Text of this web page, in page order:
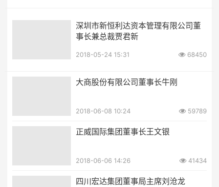
深圳市新恒利达资本管理有限公司董
事长兼总裁贾君新
2018-05-24 15:31 68450
大商股份有限公司董事长牛刚
2018-06-08 10:24 59789
正威国际集团董事长王文银
2018-06-06 14:26 41434
四川宏达集团董事局主席刘沧龙